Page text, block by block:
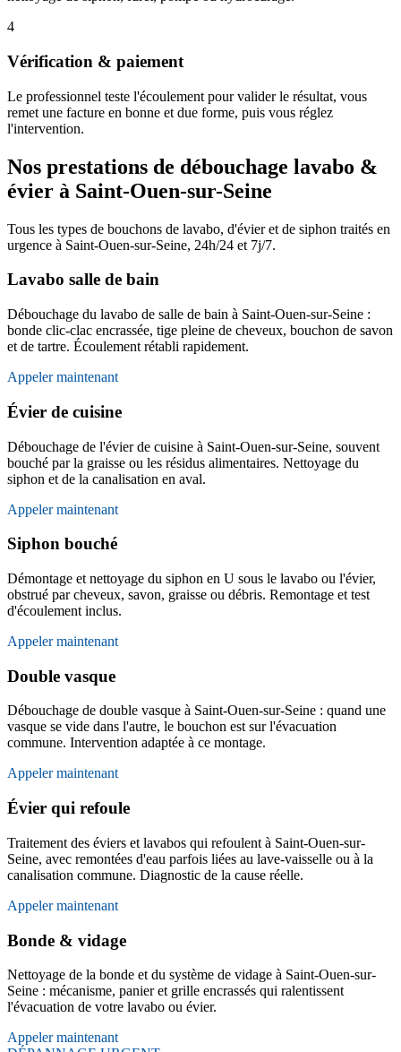
4
Vérification & paiement
Le professionnel teste l'écoulement pour valider le résultat, vous
remet une facture en bonne et due forme, puis vous réglez
l'intervention.
Nos prestations de débouchage lavabo &
évier à Saint-Ouen-sur-Seine
Tous les types de bouchons de lavabo, d'évier et de siphon traités en
urgence à Saint-Ouen-sur-Seine, 24h/24 et 7j/7.
Lavabo salle de bain
Débouchage du lavabo de salle de bain à Saint-Ouen-sur-Seine :
bonde clic-clac encrassée, tige pleine de cheveux, bouchon de savon
et de tartre. Écoulement rétabli rapidement.
Appeler maintenant
Évier de cuisine
Débouchage de l'évier de cuisine à Saint-Ouen-sur-Seine, souvent
bouché par la graisse ou les résidus alimentaires. Nettoyage du
siphon et de la canalisation en aval.
Appeler maintenant
Siphon bouché
Démontage et nettoyage du siphon en U sous le lavabo ou l'évier,
obstrué par cheveux, savon, graisse ou débris. Remontage et test
d'écoulement inclus.
Appeler maintenant
Double vasque
Débouchage de double vasque à Saint-Ouen-sur-Seine : quand une
vasque se vide dans l'autre, le bouchon est sur l'évacuation
commune. Intervention adaptée à ce montage.
Appeler maintenant
Évier qui refoule
Traitement des éviers et lavabos qui refoulent à Saint-Ouen-sur-
Seine, avec remontées d'eau parfois liées au lave-vaisselle ou à la
canalisation commune. Diagnostic de la cause réelle.
Appeler maintenant
Bonde & vidage
Nettoyage de la bonde et du système de vidage à Saint-Ouen-sur-
Seine : mécanisme, panier et grille encrassés qui ralentissent
l'évacuation de votre lavabo ou évier.
Appeler maintenant